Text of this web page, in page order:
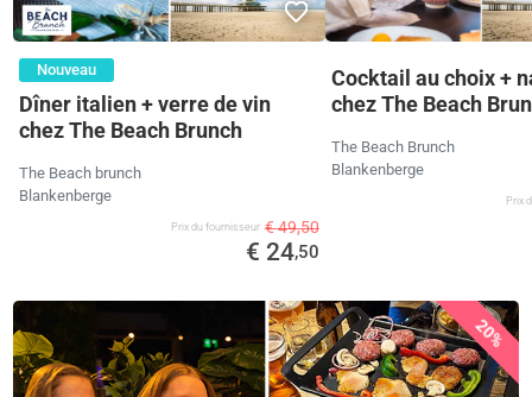
Nouveau
Dîner italien + verre de vin
chez The Beach Brunch
The Beach brunch
Blankenberge
Prix ​​du fournisseur € 49,50
€ 24,50
Cocktail au choix +
chez The Beach
The Beach Brunch
Blankenberge
Prix
20%